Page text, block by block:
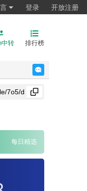
登录 开放注册
中转 排行榜
每日精选